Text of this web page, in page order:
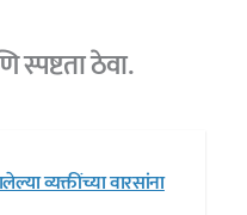
स्पष्टता ठेवा.
व्यक्तींच्या वारसांना